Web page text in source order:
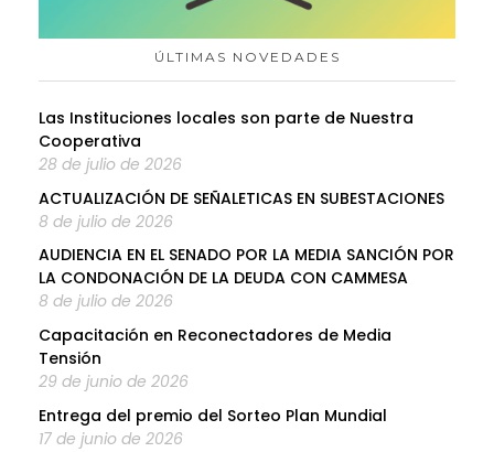
ÚLTIMAS NOVEDADES
Las Instituciones locales son parte de Nuestra
Cooperativa
28 de julio de 2026
ACTUALIZACIÓN DE SEÑALETICAS EN SUBESTACIONES
8 de julio de 2026
AUDIENCIA EN EL SENADO POR LA MEDIA SANCIÓN POR
LA CONDONACIÓN DE LA DEUDA CON CAMMESA
8 de julio de 2026
Capacitación en Reconectadores de Media
Tensión
29 de junio de 2026
Entrega del premio del Sorteo Plan Mundial
17 de junio de 2026